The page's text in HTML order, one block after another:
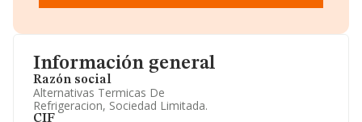
Información general
Razón social
Alternativas Termicas De
Refrigeracion, Sociedad Limitada.
CIF
Consejo de Administración y Administradores.
Accionistas.
Artículos de prensa publicados sobre la empresa.
Información oficial y registral complementaria.